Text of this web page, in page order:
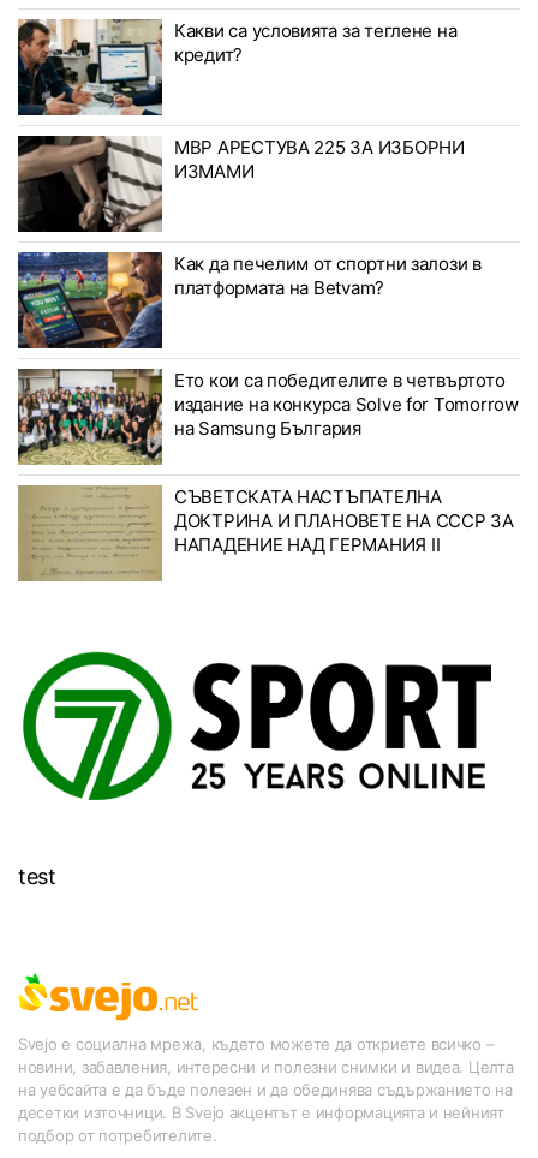
Какви са условията за теглене на
кредит?
МВР АРЕСТУВА 225 ЗА ИЗБОРНИ
ИЗМАМИ
Как да печелим от спортни залози в
платформата на Betvam?
Ето кои са победителите в четвъртото
издание на конкурса Solve for Tomorrow
на Samsung България
СЪВЕТСКАТА НАСТЪПАТЕЛНА
ДОКТРИНА И ПЛАНОВЕТЕ НА СССР ЗА
НАПАДЕНИЕ НАД ГЕРМАНИЯ II
test
Svejo е социална мрежа, където можете да откриете всичко –
новини, забавления, интересни и полезни снимки и видеа. Целта
на уебсайта е да бъде полезен и да обединява съдържанието на
десетки източници. В Svejo акцентът е информацията и нейният
подбор от потребителите.